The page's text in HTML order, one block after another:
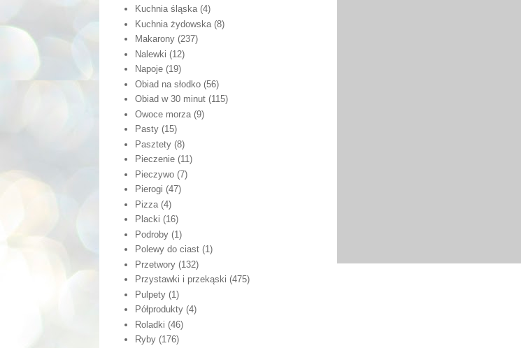
Kuchnia śląska (4)
Kuchnia żydowska (8)
Makarony (237)
Nalewki (12)
Napoje (19)
Obiad na słodko (56)
Obiad w 30 minut (115)
Owoce morza (9)
Pasty (15)
Pasztety (8)
Pieczenie (11)
Pieczywo (7)
Pierogi (47)
Pizza (4)
Placki (16)
Podroby (1)
Polewy do ciast (1)
Przetwory (132)
Przystawki i przekąski (475)
Pulpety (1)
Półprodukty (4)
Roladki (46)
Ryby (176)